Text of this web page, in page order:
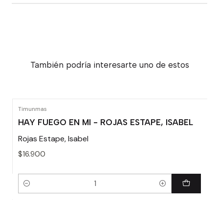
También podría interesarte uno de estos
Timunmas
HAY FUEGO EN MI - ROJAS ESTAPE, ISABEL
Rojas Estape, Isabel
$16.900
Cantidad